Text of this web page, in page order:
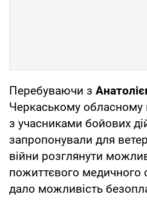
Перебуваючи з
Черкаському обласному
з учасниками бойових
запропонували для
війни розглянути
пожиттєвого медичного
дало можливість